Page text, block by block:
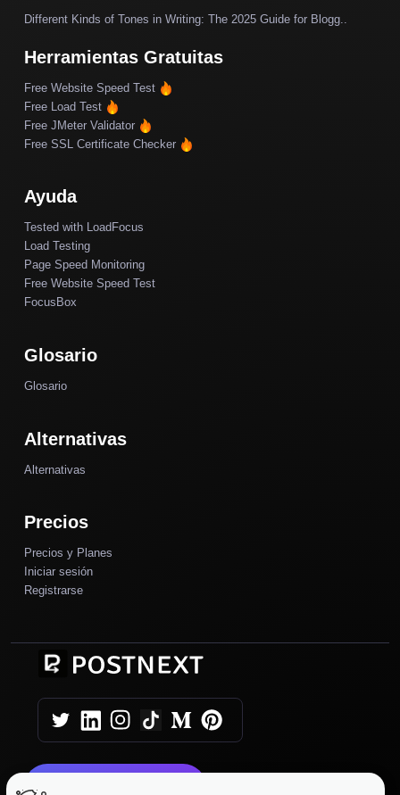
Different Kinds of Tones in Writing: The 2025 Guide for Blogg..
Herramientas Gratuitas
Free Website Speed Test
Free Load Test
Free JMeter Validator
Free SSL Certificate Checker
Ayuda
Tested with LoadFocus
Load Testing
Page Speed Monitoring
Free Website Speed Test
FocusBox
Glosario
Glosario
Alternativas
Alternativas
Precios
Precios y Planes
Iniciar sesión
Registrarse